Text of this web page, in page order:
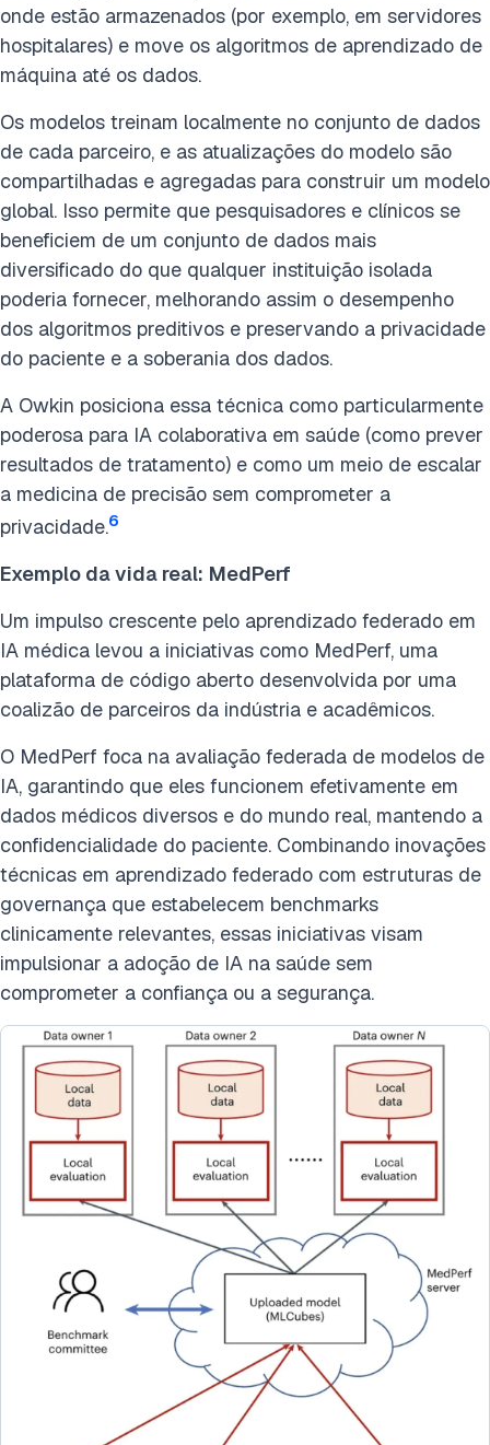
onde estão armazenados (por exemplo, em servidores
hospitalares) e move os algoritmos de aprendizado de
máquina até os dados.
Os modelos treinam localmente no conjunto de dados
de cada parceiro, e as atualizações do modelo são
compartilhadas e agregadas para construir um modelo
global. Isso permite que pesquisadores e clínicos se
beneficiem de um conjunto de dados mais
diversificado do que qualquer instituição isolada
poderia fornecer, melhorando assim o desempenho
dos algoritmos preditivos e preservando a privacidade
do paciente e a soberania dos dados.
A Owkin posiciona essa técnica como particularmente
poderosa para IA colaborativa em saúde (como prever
resultados de tratamento) e como um meio de escalar
a medicina de precisão sem comprometer a
privacidade.6
Exemplo da vida real: MedPerf
Um impulso crescente pelo aprendizado federado em
IA médica levou a iniciativas como MedPerf, uma
plataforma de código aberto desenvolvida por uma
coalizão de parceiros da indústria e acadêmicos.
O MedPerf foca na avaliação federada de modelos de
IA, garantindo que eles funcionem efetivamente em
dados médicos diversos e do mundo real, mantendo a
confidencialidade do paciente. Combinando inovações
técnicas em aprendizado federado com estruturas de
governança que estabelecem benchmarks
clinicamente relevantes, essas iniciativas visam
impulsionar a adoção de IA na saúde sem
comprometer a confiança ou a segurança.